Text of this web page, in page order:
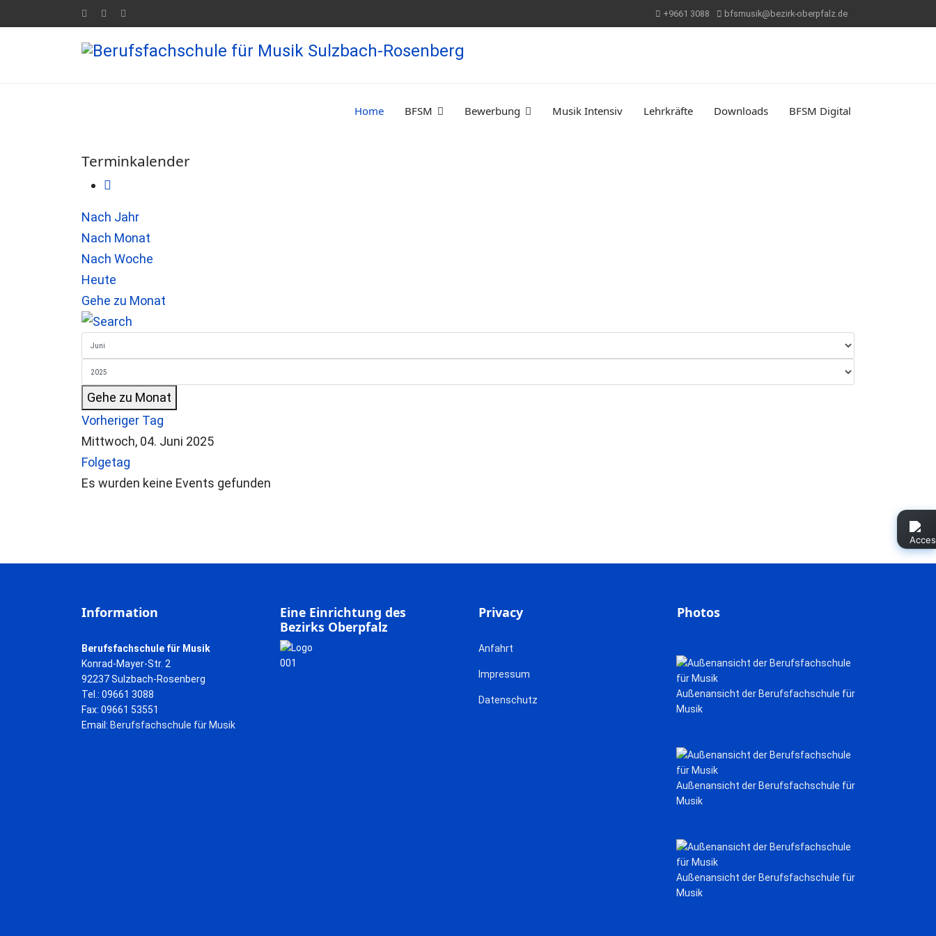
+9661 3088 bfsmusik@bezirk-oberpfalz.de
Home BFSM Bewerbung Musik Intensiv Lehrkräfte Downloads BFSM Digital
Terminkalender
Nach Jahr
Nach Monat
Nach Woche
Heute
Gehe zu Monat
Gehe zu Monat
Vorheriger Tag
Mittwoch, 04. Juni 2025
Folgetag
Es wurden keine Events gefunden
Information
Berufsfachschule für Musik
Konrad-Mayer-Str. 2
92237 Sulzbach-Rosenberg
Tel.: 09661 3088
Fax: 09661 53551
Email: Berufsfachschule für Musik
Eine Einrichtung des
Bezirks Oberpfalz
Privacy
Anfahrt
Impressum
Datenschutz
Photos
Außenansicht der Berufsfachschule für
Musik
Außenansicht der Berufsfachschule für
Musik
Außenansicht der Berufsfachschule für
Musik